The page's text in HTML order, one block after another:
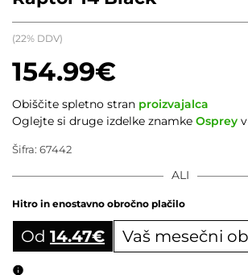
154.99€
(22% DDV)
ALI
Hitro in enostavno obročno plačilo
Od 14.47€ Vaš mesečni
Obiščite spletno stran proizvajalca
Oglejte si druge izdelke znamke Osprey
Šifra: 67442